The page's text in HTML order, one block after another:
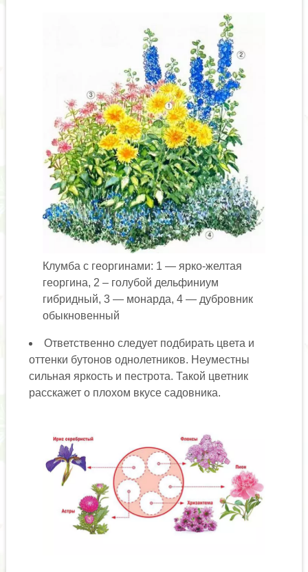
Клумба с георгинами: 1 — ярко-желтая
георгина, 2 – голубой дельфиниум
гибридный, 3 — монарда, 4 — дубровник
обыкновенный
Ответственно следует подбирать цвета и
оттенки бутонов однолетников. Неуместны
сильная яркость и пестрота. Такой цветник
расскажет о плохом вкусе садовника.